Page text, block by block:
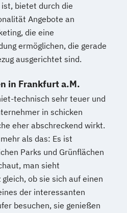
bietet durch die
Angebote an
die eine
ermöglichen, die gerade
ausgerichtet sind.
in Frankfurt a.M.
technisch sehr teuer und
in schicken
eher abschreckend wirkt.
als das: Es ist
Parks und Grünflächen
man sieht
ob sie sich auf einen
der interessanten
besuchen, sie genießen